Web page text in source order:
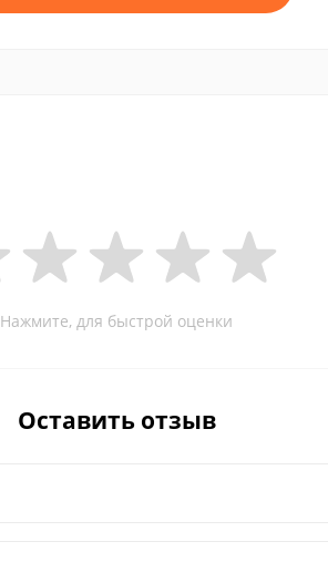
Нажмите, для быстрой оценки
Оставить отзыв